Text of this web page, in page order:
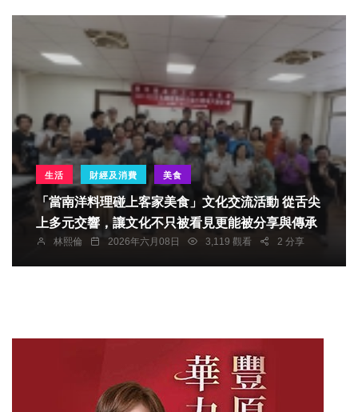
生活 財經及消費 美食
「當南洋料理碰上客家美食」文化交流活動 從舌尖
上多元交響，讓文化不只被看見更能被分享與傳承
林熙倫 2026年六月08日 3,119 觀看 2 分享